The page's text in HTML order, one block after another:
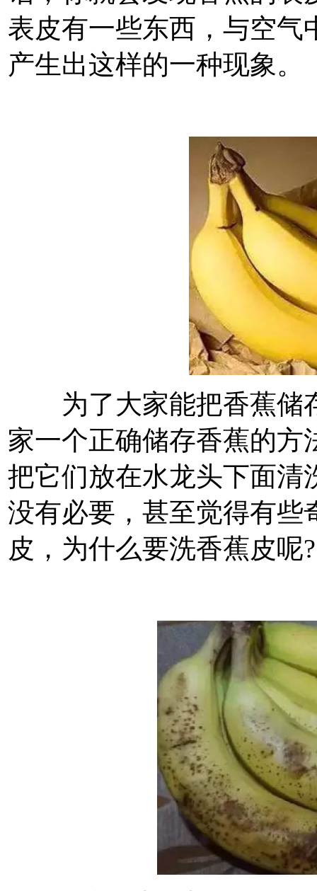
表皮有一些东西，与空气
产生出这样的一种现象。
为了大家能把香蕉储
家一个正确储存香蕉的方
把它们放在水龙头下面清
没有必要，甚至觉得有些
皮，为什么要洗香蕉皮呢?